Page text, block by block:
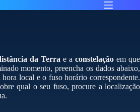
da Terra e a constelação em que
momento, preencha os dados abaixo,
local e o fuso horário correspondente.
qual o seu fuso, procure a localização